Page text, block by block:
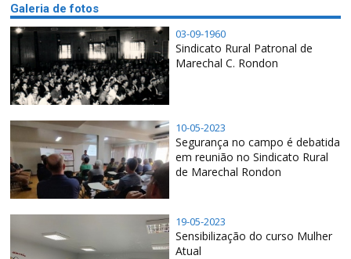
Galeria de fotos
03-09-1960
Sindicato Rural Patronal de
Marechal C. Rondon
10-05-2023
Segurança no campo é debatida
em reunião no Sindicato Rural
de Marechal Rondon
19-05-2023
Sensibilização do curso Mulher
Atual